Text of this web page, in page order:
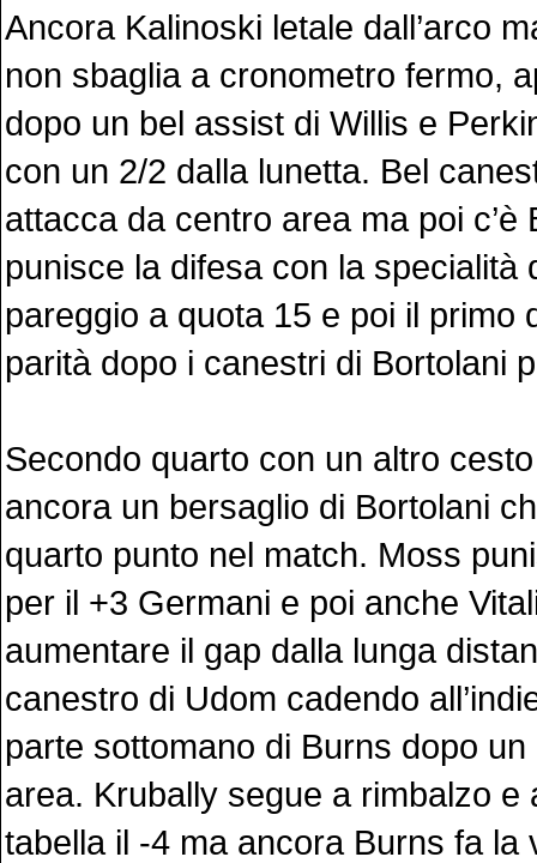
Ancora Kalinoski letale dall’arco
non sbaglia a cronometro fermo,
dopo un bel assist di Willis e
con un 2/2 dalla lunetta. Bel
attacca da centro area ma poi c’è
punisce la difesa con la specialità
pareggio a quota 15 e poi il primo
parità dopo i canestri di Bortolani
Secondo quarto con un altro
ancora un bersaglio di Bortolani
quarto punto nel match. Moss
per il +3 Germani e poi anche
aumentare il gap dalla lunga
canestro di Udom cadendo
parte sottomano di Burns dopo un
area. Krubally segue a rimbalzo e
tabella il -4 ma ancora Burns fa la